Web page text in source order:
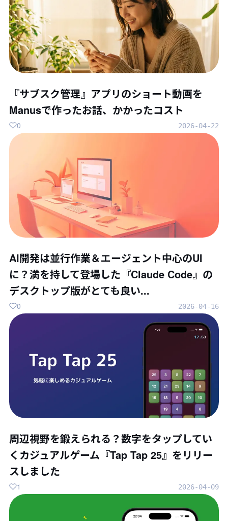
『サブスク管理』アプリのショート動画を
Manusで作ったお話、かかったコスト
2026-04-22
0
AI開発は並行作業＆エージェント中心のUI
に？満を持して登場した『Claude Code』の
デスクトップ版がとても良い...
2026-04-16
0
周辺視野を鍛えられる？数字をタップしてい
くカジュアルゲーム『Tap Tap 25』をリリー
スしました
2026-04-09
1